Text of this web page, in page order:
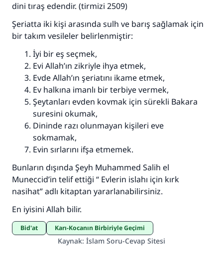
dini tıraş edendir. (tirmizi 2509)
Şeriatta iki kişi arasında sulh ve barış sağlamak için
bir takım vesileler belirlenmiştir:
İyi bir eş seçmek,
Evi Allah’ın zikriyle ihya etmek,
Evde Allah’ın şeriatını ikame etmek,
Ev halkına imanlı bir terbiye vermek,
Şeytanları evden kovmak için sürekli Bakara
suresini okumak,
Dininde razı olunmayan kişileri eve
sokmamak,
Evin sırlarını ifşa etmemek.
Bunların dışında Şeyh Muhammed Salih el
Muneccid’in telif ettiği “ Evlerin islahı için kırk
nasihat” adlı kitaptan yararlanabilirsiniz.
En iyisini Allah bilir.
Bid'at Karı-Kocanın Birbiriyle Geçimi
Kaynak: İslam Soru-Cevap Sitesi